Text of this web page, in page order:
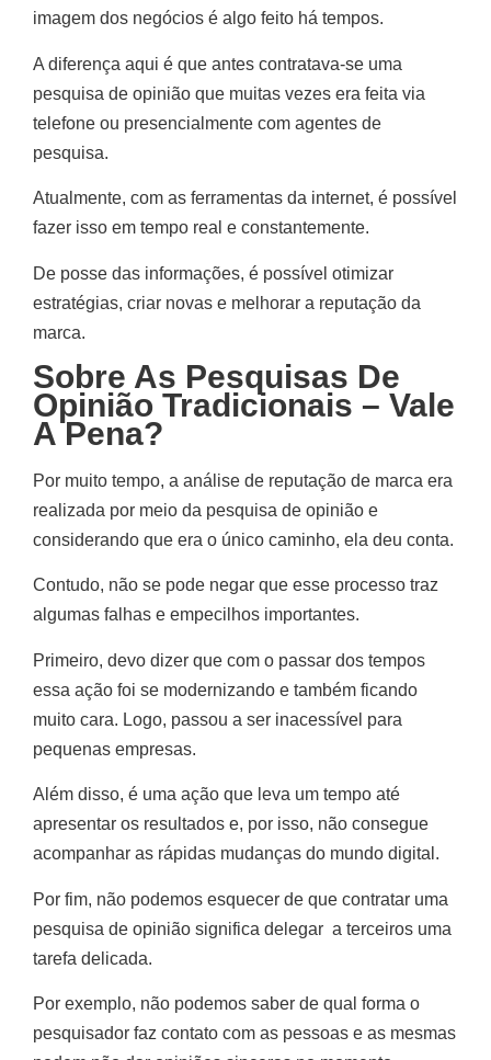
imagem dos negócios é algo feito há tempos.
A diferença aqui é que antes contratava-se uma
pesquisa de opinião que muitas vezes era feita via
telefone ou presencialmente com agentes de
pesquisa.
Atualmente, com as ferramentas da internet, é possível
fazer isso em tempo real e constantemente.
De posse das informações, é possível otimizar
estratégias, criar novas e melhorar a reputação da
marca.
Sobre As Pesquisas De
Opinião Tradicionais – Vale
A Pena?
Por muito tempo, a análise de reputação de marca era
realizada por meio da pesquisa de opinião e
considerando que era o único caminho, ela deu conta.
Contudo, não se pode negar que esse processo traz
algumas falhas e empecilhos importantes.
Primeiro, devo dizer que com o passar dos tempos
essa ação foi se modernizando e também ficando
muito cara. Logo, passou a ser inacessível para
pequenas empresas.
Além disso, é uma ação que leva um tempo até
apresentar os resultados e, por isso, não consegue
acompanhar as rápidas mudanças do mundo digital.
Por fim, não podemos esquecer de que contratar uma
pesquisa de opinião significa delegar a terceiros uma
tarefa delicada.
Por exemplo, não podemos saber de qual forma o
pesquisador faz contato com as pessoas e as mesmas